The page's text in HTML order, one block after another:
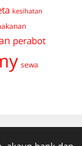
kesihatan
perabot
sewa